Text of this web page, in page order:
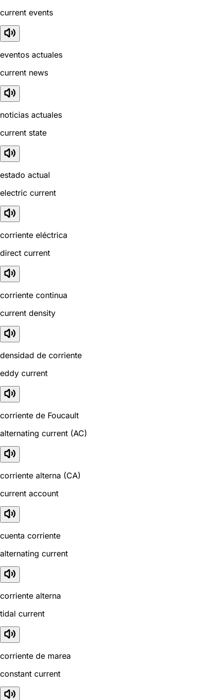
current events
eventos actuales
current news
noticias actuales
current state
estado actual
electric current
corriente eléctrica
direct current
corriente continua
current density
densidad de corriente
eddy current
corriente de Foucault
alternating current (AC)
corriente alterna (CA)
current account
cuenta corriente
alternating current
corriente alterna
tidal current
corriente de marea
constant current